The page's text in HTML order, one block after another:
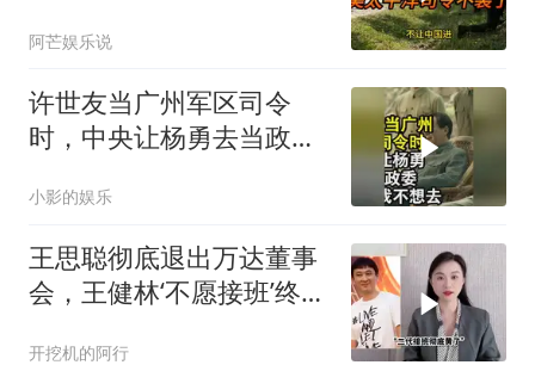
阿芒娱乐说
许世友当广州军区司令
时，中央让杨勇去当政
小影的娱乐
王思聪彻底退出万达董事
会，王健林‘不愿接班’终究
开挖机的阿行